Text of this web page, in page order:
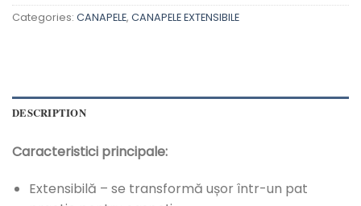
Categories: CANAPELE, CANAPELE EXTENSIBILE
DESCRIPTION
Caracteristici principale:
Extensibilă – se transformă ușor într-un pat